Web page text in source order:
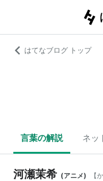
はてなブログ トップ
言葉の解説 ネッ
河瀬茉希 (アニメ) 【